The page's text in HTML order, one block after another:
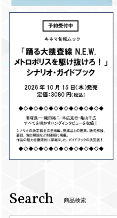
Search 商品検索